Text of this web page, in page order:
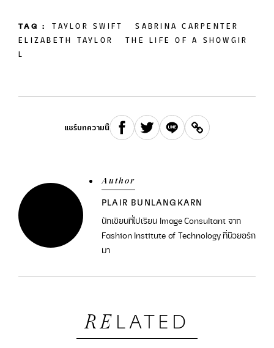
TAG : TAYLOR SWIFT SABRINA CARPENTER
ELIZABETH TAYLOR THE LIFE OF A SHOWGIR
L
แชร์บทความนี้
Author
PLAIR BUNLANGKARN
นักเขียนที่ไปเรียน Image Consultant จาก
Fashion Institute of Technology ที่นิวยอร์ก
มา
RE LATED